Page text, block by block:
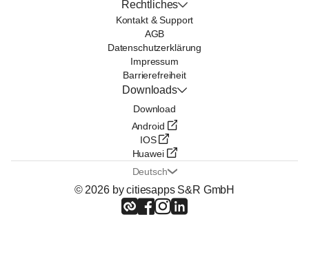
Rechtliches
Kontakt & Support
AGB
Datenschutzerklärung
Impressum
Barrierefreiheit
Downloads
Download
Android
IOS
Huawei
Deutsch
© 2026 by citiesapps S&R GmbH